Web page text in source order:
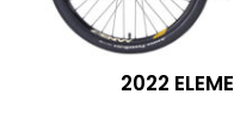
2022